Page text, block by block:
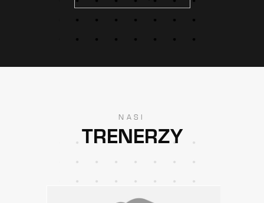
NASI
TRENERZY